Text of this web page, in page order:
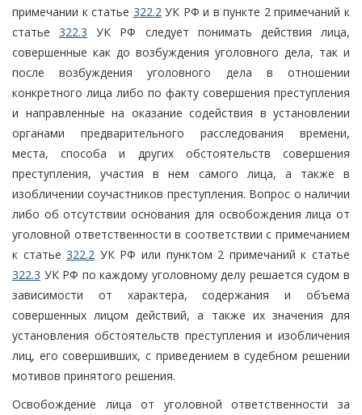
примечании к статье 322.2 УК РФ и в пункте 2 примечаний к
статье322.3 УК РФ следует понимать действия лица,
совершенные как до возбуждения уголовного дела, так и
после возбуждения уголовного дела в отношении
конкретного лица либо по факту совершения преступления
и направленные на оказание содействия в установлении
органами предварительного расследования времени,
места, способа и других обстоятельств совершения
преступления, участия в нем самого лица, а также в
изобличении соучастников преступления. Вопрос о наличии
либо об отсутствии основания для освобождения лица от
уголовной ответственности в соответствии с примечанием
к статье322.2 УК РФ или пунктом 2 примечаний к статье
322.3 УК РФ по каждому уголовному делу решается судом в
зависимости от характера, содержания и объема
совершенных лицом действий, а также их значения для
установления обстоятельств преступления и изобличения
лиц, его совершивших, с приведением в судебном решении
мотивов принятого решения.
Освобождение лица от уголовной ответственности за